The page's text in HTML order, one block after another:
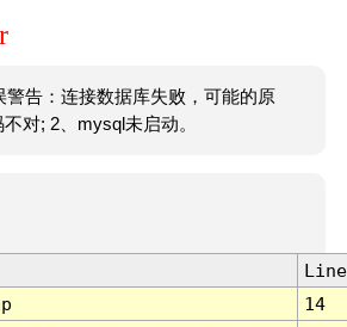
警告：连接数据库失败，可能的原
对; 2、mysql未启动。
Line
14